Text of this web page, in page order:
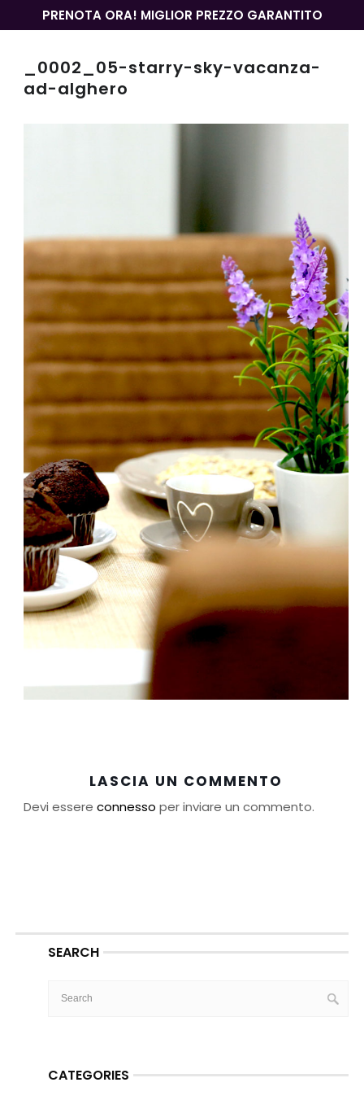
PRENOTA ORA! MIGLIOR PREZZO GARANTITO
_0002_05-starry-sky-vacanza-
ad-alghero
LASCIA UN COMMENTO
Devi essere connesso per inviare un commento.
SEARCH
CATEGORIES